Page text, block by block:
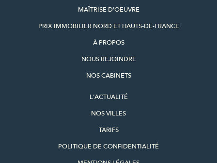
MAÎTRISE D'OEUVRE
PRIX IMMOBILIER NORD ET HAUTS-DE-FRANCE
À PROPOS
NOUS REJOINDRE
NOS CABINETS
L'ACTUALITÉ
NOS VILLES
TARIFS
POLITIQUE DE CONFIDENTIALITÉ